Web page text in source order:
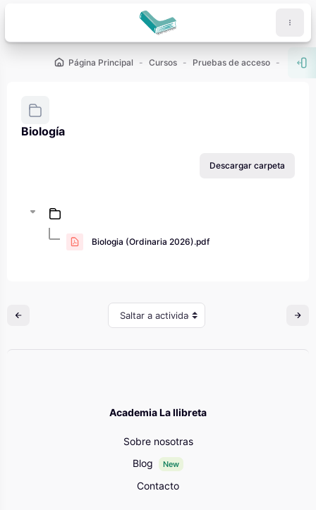
Página Principal Cursos Pruebas de acceso PAU -
Biología
Descargar carpeta
Biologia (Ordinaria 2026).pdf
Saltar a actividad
Academia La llibreta
Sobre nosotras
Blog
New
Contacto